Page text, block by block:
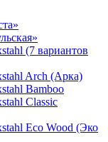
(7 вариантов
Arch (Арка)
Bamboo
Classic
Eco Wood (Эко